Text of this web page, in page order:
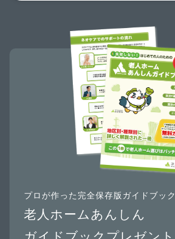
プロが作った完全保存版ガイドブック
老人ホームあんしん